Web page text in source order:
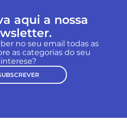
aqui a nossa
no seu email todas as
as categorias do seu
interese?